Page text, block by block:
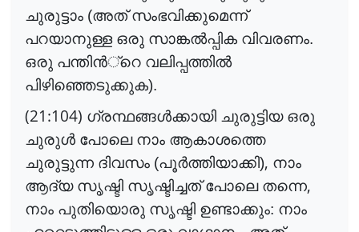
ചുരുട്ടാം (അത് സംഭവിക്കുമെന്ന്
പറയാനുള്ള ഒരു സാങ്കൽപ്പിക വിവരണം.
ഒരു പന്തിൻ്റെ വലിപ്പത്തിൽ
പിഴിഞ്ഞെടുക്കുക).
(21:104) ഗ്രന്ഥങ്ങൾക്കായി ചുരുട്ടിയ ഒരു
ചുരുൾ പോലെ നാം ആകാശത്തെ
ചുരുട്ടുന്ന ദിവസം (പൂർത്തിയാക്കി), നാം
ആദ്യ സൃഷ്ടി സൃഷ്ടിച്ചത് പോലെ തന്നെ,
നാം പുതിയൊരു സൃഷ്ടി ഉണ്ടാക്കും: നാം